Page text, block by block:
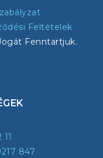
Feltételek
Fenntartjuk.
847